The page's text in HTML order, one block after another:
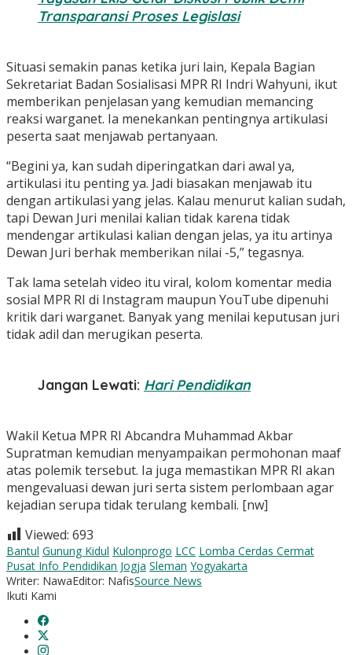
Transparansi Proses Legislasi
Situasi semakin panas ketika juri lain, Kepala Bagian
Sekretariat Badan Sosialisasi MPR RI Indri Wahyuni, ikut
memberikan penjelasan yang kemudian memancing
reaksi warganet. Ia menekankan pentingnya artikulasi
peserta saat menjawab pertanyaan.
“Begini ya, kan sudah diperingatkan dari awal ya,
artikulasi itu penting ya. Jadi biasakan menjawab itu
dengan artikulasi yang jelas. Kalau menurut kalian sudah,
tapi Dewan Juri menilai kalian tidak karena tidak
mendengar artikulasi kalian dengan jelas, ya itu artinya
Dewan Juri berhak memberikan nilai -5,” tegasnya.
Tak lama setelah video itu viral, kolom komentar media
sosial MPR RI di Instagram maupun YouTube dipenuhi
kritik dari warganet. Banyak yang menilai keputusan juri
tidak adil dan merugikan peserta.
Jangan Lewati: Hari Pendidikan
Wakil Ketua MPR RI Abcandra Muhammad Akbar
Supratman kemudian menyampaikan permohonan maaf
atas polemik tersebut. Ia juga memastikan MPR RI akan
mengevaluasi dewan juri serta sistem perlombaan agar
kejadian serupa tidak terulang kembali. [nw]
Viewed: 693
Bantul Gunung Kidul Kulonprogo LCC Lomba Cerdas Cermat
Pusat Info Pendidikan Jogja Sleman Yogyakarta
Writer: NawaEditor: NafisSource News
Ikuti Kami